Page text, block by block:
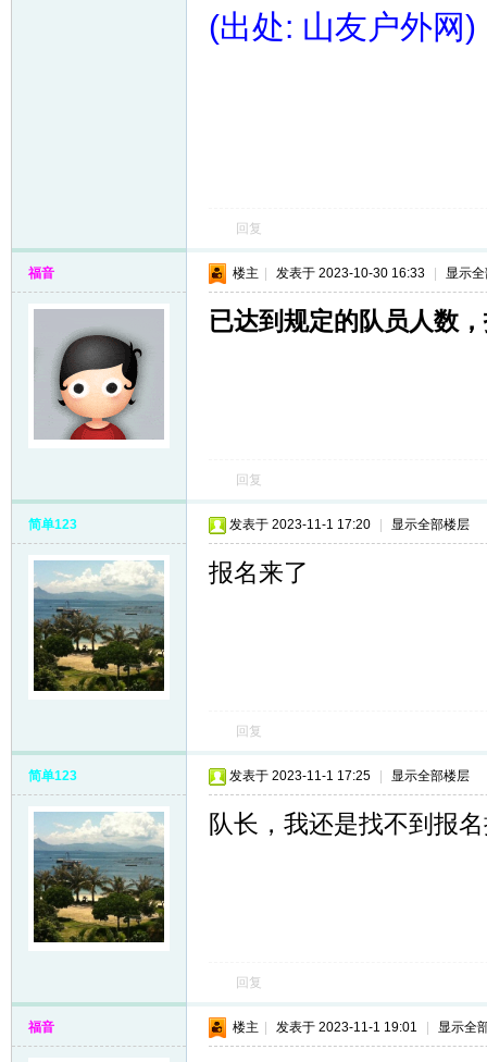
(出处: 山友户外网)
回复
福音 楼主 发表于 2023-10-30 16:33 显示
已达到规定的队员人数
回复
简单123 发表于 2023-11-1 17:20 显示全部楼层
报名来了
回复
简单123 发表于 2023-11-1 17:25 显示全部楼层
队长，我还是找不到报
回复
福音 楼主 发表于 2023-11-1 19:01 显示全